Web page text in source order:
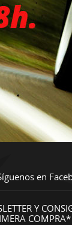
en
Y
COMPRA*